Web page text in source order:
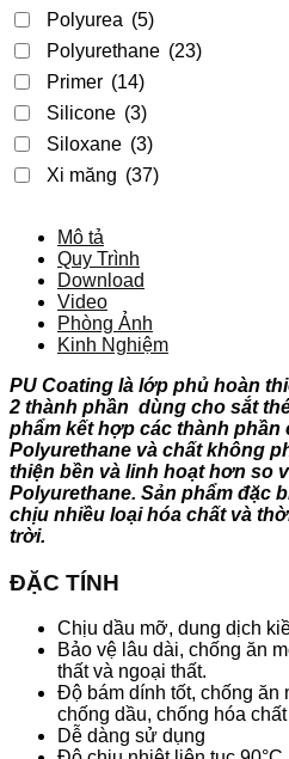
Polyurea (5)
Polyurethane (23)
Primer (14)
Silicone (3)
Siloxane (3)
Xi măng (37)
Mô tả
Quy Trình
Download
Video
Phòng Ảnh
Kinh Nghiệm
PU Coating là lớp phủ hoàn
2 thành phần dùng cho sắt
phẩm kết hợp các thành phần
Polyurethane và chất không
thiện bền và linh hoạt hơn so
Polyurethane. Sản phẩm đặc
chịu nhiều loại hóa chất và
trời.
ĐẶC TÍNH
Chịu dầu mỡ, dung dịch
Bảo vệ lâu dài, chống ăn
thất và ngoại thất.
Độ bám dính tốt, chống ăn
chống dầu, chống hóa chất
Dễ dàng sử dụng